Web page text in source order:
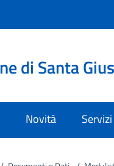
di Santa
Novità Servizi